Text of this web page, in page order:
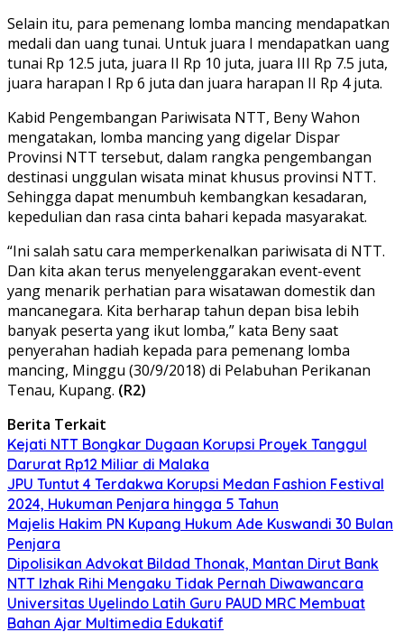
Selain itu, para pemenang lomba mancing mendapatkan
medali dan uang tunai. Untuk juara I mendapatkan uang
tunai Rp 12.5 juta, juara II Rp 10 juta, juara III Rp 7.5 juta,
juara harapan I Rp 6 juta dan juara harapan II Rp 4 juta.
Kabid Pengembangan Pariwisata NTT, Beny Wahon
mengatakan, lomba mancing yang digelar Dispar
Provinsi NTT tersebut, dalam rangka pengembangan
destinasi unggulan wisata minat khusus provinsi NTT.
Sehingga dapat menumbuh kembangkan kesadaran,
kepedulian dan rasa cinta bahari kepada masyarakat.
“Ini salah satu cara memperkenalkan pariwisata di NTT.
Dan kita akan terus menyelenggarakan event-event
yang menarik perhatian para wisatawan domestik dan
mancanegara. Kita berharap tahun depan bisa lebih
banyak peserta yang ikut lomba,” kata Beny saat
penyerahan hadiah kepada para pemenang lomba
mancing, Minggu (30/9/2018) di Pelabuhan Perikanan
Tenau, Kupang. (R2)
Berita Terkait
Kejati NTT Bongkar Dugaan Korupsi Proyek Tanggul
Darurat Rp12 Miliar di Malaka
JPU Tuntut 4 Terdakwa Korupsi Medan Fashion Festival
2024, Hukuman Penjara hingga 5 Tahun
Majelis Hakim PN Kupang Hukum Ade Kuswandi 30 Bulan
Penjara
Dipolisikan Advokat Bildad Thonak, Mantan Dirut Bank
NTT Izhak Rihi Mengaku Tidak Pernah Diwawancara
Universitas Uyelindo Latih Guru PAUD MRC Membuat
Bahan Ajar Multimedia Edukatif